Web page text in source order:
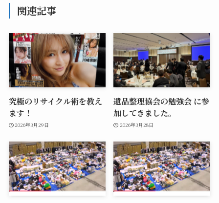
関連記事
究極のリサイクル術を教え
ます！
2026年3月29日
遺品整理協会の勉強会 に参
加してきました。
2026年3月28日